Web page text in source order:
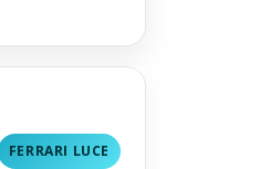
FERRARI LUCE